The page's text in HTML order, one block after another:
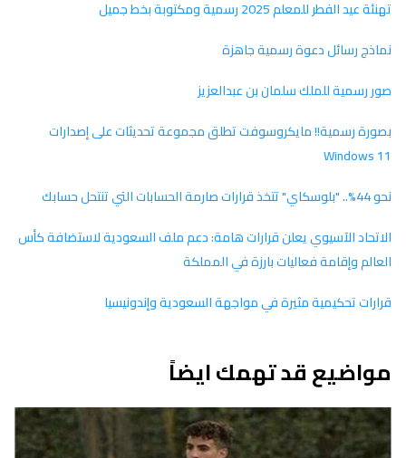
تهنئة عيد الفطر للمعلم 2025 رسمية ومكتوبة بخط جميل
نماذج رسائل دعوة رسمية جاهزة
صور رسمية للملك سلمان بن عبدالعزيز
بصورة رسمية!! مايكروسوفت تطلق مجموعة تحديثات على إصدارات
Windows 11
نحو 44%.. "بلوسكاي" تتخذ قرارات صارمة الحسابات التي تنتحل حسابك
الاتحاد الآسيوي يعلن قرارات هامة: دعم ملف السعودية لاستضافة كأس
العالم وإقامة فعاليات بارزة في المملكة
قرارات تحكيمية مثيرة في مواجهة السعودية وإندونيسيا
مواضيع قد تهمك ايضاً